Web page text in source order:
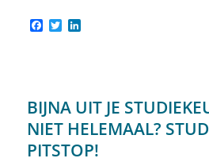
Facebook
TwitterLinkedIn
BIJNA UIT JE
NIET HELEMAAL?
PITSTOP!